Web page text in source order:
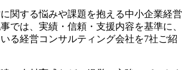
関する悩みや課題を抱える中小企業経営
では、実績・信頼・支援内容を基準に、
る経営コンサルティング会社を7社ご紹